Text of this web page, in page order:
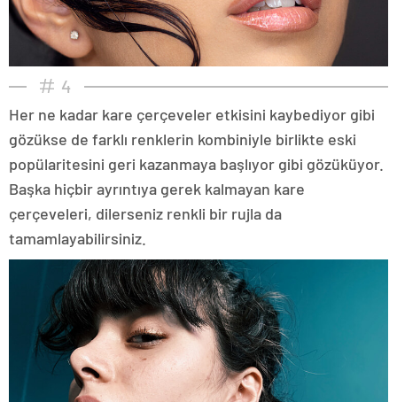
4
Her ne kadar kare çerçeveler etkisini kaybediyor gibi
gözükse de farklı renklerin kombiniyle birlikte eski
popülaritesini geri kazanmaya başlıyor gibi gözüküyor.
Başka hiçbir ayrıntıya gerek kalmayan kare
çerçeveleri, dilerseniz renkli bir rujla da
tamamlayabilirsiniz.